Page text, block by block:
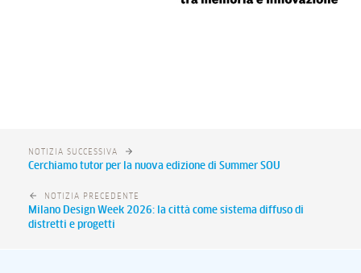
NOTIZIA SUCCESSIVA
Cerchiamo tutor per la nuova edizione di Summer SOU
NOTIZIA PRECEDENTE
Milano Design Week 2026: la città come sistema diffuso di
distretti e progetti